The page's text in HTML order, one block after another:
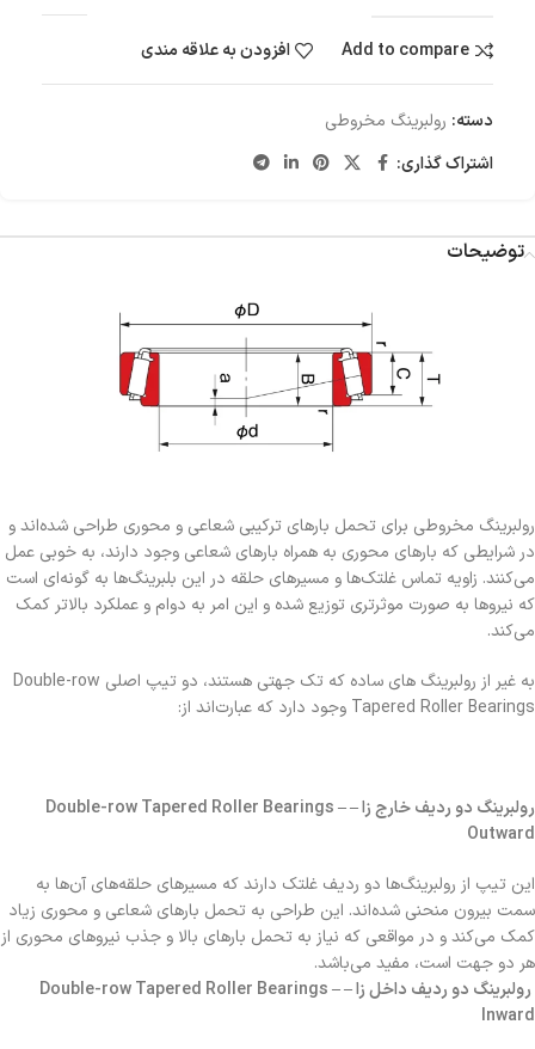
Add to compare افزودن به علاقه مندی
دسته: رولبرینگ‌ مخروطی
اشتراک گذاری:
توضیحات
رولبرینگ مخروطی برای تحمل بارهای ترکیبی شعاعی و محوری طراحی شده‌اند و
در شرایطی که بارهای محوری به همراه بارهای شعاعی وجود دارند، به خوبی عمل
می‌کنند. زاویه تماس غلتک‌ها و مسیرهای حلقه در این بلبرینگ‌ها به گونه‌ای است
که نیروها به صورت موثرتری توزیع شده و این امر به دوام و عملکرد بالاتر کمک
می‌کند.
به غیر از رولبرینگ های ساده که تک جهتی هستند، دو تیپ اصلی Double-row
Tapered Roller Bearings وجود دارد که عبارت‌اند از:
رولبرینگ دو ردیف خارج زا – Double-row Tapered Roller Bearings –
Outward
این تیپ از رولبرینگ‌ها دو ردیف غلتک دارند که مسیرهای حلقه‌های آن‌ها به
سمت بیرون منحنی شده‌اند. این طراحی به تحمل بارهای شعاعی و محوری زیاد
کمک می‌کند و در مواقعی که نیاز به تحمل بارهای بالا و جذب نیروهای محوری از
هر دو جهت است، مفید می‌باشد.
رولبرینگ دو ردیف داخل زا – Double-row Tapered Roller Bearings –
Inward